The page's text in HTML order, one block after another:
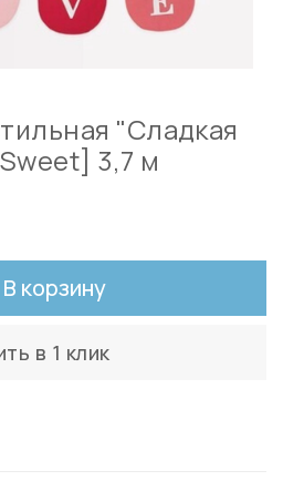
"Сладкая
3,7 м
В корзину
в 1 клик